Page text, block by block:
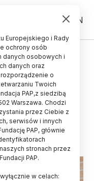
PL EN
laureatką
Nauki
Europejskiego i Rady
ochrony osób
danych osobowych i
danych oraz
o
Twoich
PAP,z siedzibą
Warszawa. Chodzi
przez Ciebie z
serwisów i innych
PAP, głównie
stronach przez
PAP.
w celach: